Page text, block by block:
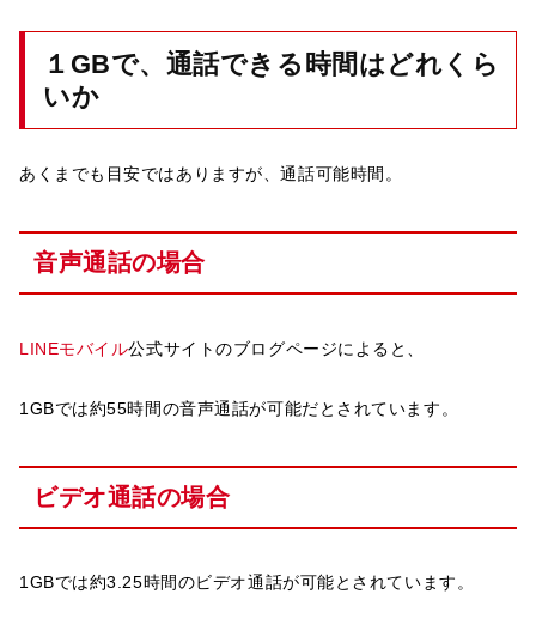
１GBで、通話できる時間はどれくら
いか
あくまでも目安ではありますが、通話可能時間。
音声通話の場合
LINEモバイル公式サイトのブログページによると、
1GBでは約55時間の音声通話が可能だとされています。
ビデオ通話の場合
1GBでは約3.25時間のビデオ通話が可能とされています。